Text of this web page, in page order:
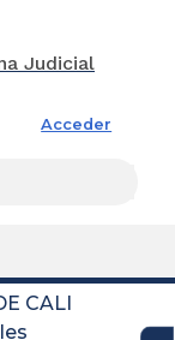
Acceder
CALI